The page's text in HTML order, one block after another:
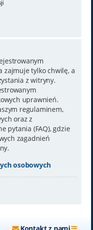
zajmuje tylko chwilę, a
z witryny.
uprawnień.
regulaminem,
oraz z
pytania (FAQ), gdzie
zagadnień
osobowych
Kontakt z nami